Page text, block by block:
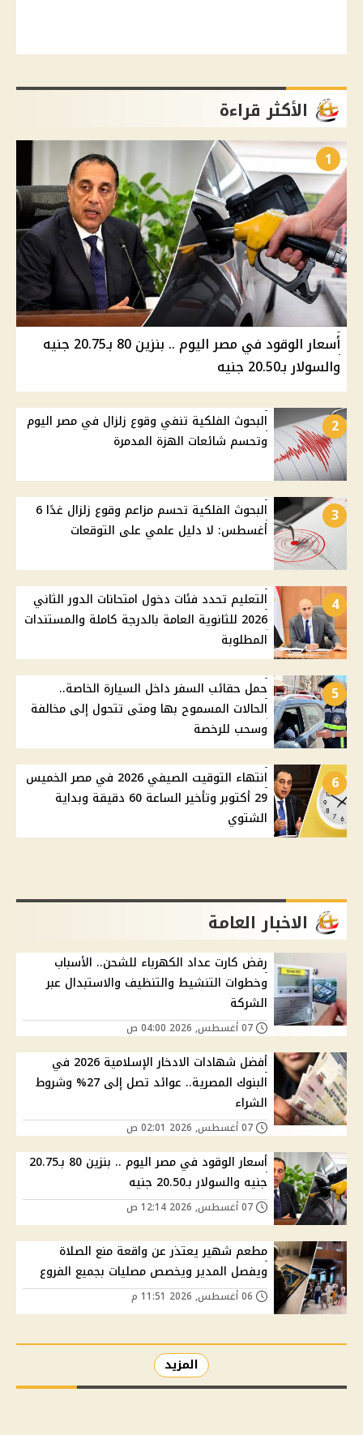
الأكثر قراءة
1
أسعار الوقود في مصر اليوم .. بنزين 80 بـ20.75 جنيه
والسولار بـ20.50 جنيه
2
البحوث الفلكية تنفي وقوع زلزال في مصر اليوم
وتحسم شائعات الهزة المدمرة
3
البحوث الفلكية تحسم مزاعم وقوع زلزال غدًا 6
أغسطس: لا دليل علمي على التوقعات
4
التعليم تحدد فئات دخول امتحانات الدور الثاني
2026 للثانوية العامة بالدرجة كاملة والمستندات
المطلوبة
5
حمل حقائب السفر داخل السيارة الخاصة..
الحالات المسموح بها ومتى تتحول إلى مخالفة
وسحب للرخصة
6
انتهاء التوقيت الصيفي 2026 في مصر الخميس
29 أكتوبر وتأخير الساعة 60 دقيقة وبداية
الشتوي
الاخبار العامة
رفض كارت عداد الكهرباء للشحن.. الأسباب
وخطوات التنشيط والتنظيف والاستبدال عبر
الشركة
أفضل شهادات الادخار الإسلامية 2026 في
البنوك المصرية.. عوائد تصل إلى 27% وشروط
الشراء
أسعار الوقود في مصر اليوم .. بنزين 80 بـ20.75
جنيه والسولار بـ20.50 جنيه
مطعم شهير يعتذر عن واقعة منع الصلاة
ويفصل المدير ويخصص مصليات بجميع الفروع
المزيد